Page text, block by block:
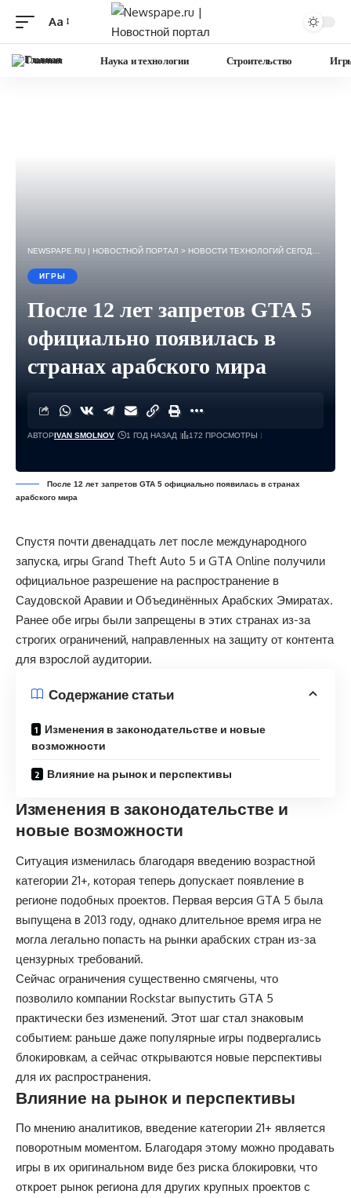
Изменение
Aa
Главная Наука и технологии Строительство
NEWSPAPE.RU | НОВОСТНОЙ ПОРТАЛ > НОВОСТИ ТЕХНОЛОГИЙ СЕГОДНЯ — ИГРЫ, НАУКА, ГАДЖЕТЫ, БИЗНЕС.
ИГРЫ
После 12 лет запретов GTA 5
официально появилась в
странах арабского мира
АВТОРIVAN SMOLNOV 1 ГОД НАЗАД 172 ПРОСМОТРЫ
После 12 лет запретов GTA 5 официально появилась в странах
арабского мира
Спустя почти двенадцать лет после международного
запуска, игры Grand Theft Auto 5 и GTA Online получили
официальное разрешение на распространение в
Саудовской Аравии и Объединённых Арабских Эмиратах.
Ранее обе игры были запрещены в этих странах из-за
строгих ограничений, направленных на защиту от контента
для взрослой аудитории.
Содержание статьи
Изменения в законодательстве и новые
возможности
Влияние на рынок и перспективы
Изменения в законодательстве и
новые возможности
Ситуация изменилась благодаря введению возрастной
категории 21+, которая теперь допускает появление в
регионе подобных проектов. Первая версия GTA 5 была
выпущена в 2013 году, однако длительное время игра не
могла легально попасть на рынки арабских стран из-за
цензурных требований.
Сейчас ограничения существенно смягчены, что
позволило компании Rockstar выпустить GTA 5
практически без изменений. Этот шаг стал знаковым
событием: раньше даже популярные игры подвергались
блокировкам, а сейчас открываются новые перспективы
для их распространения.
Влияние на рынок и перспективы
По мнению аналитиков, введение категории 21+ является
поворотным моментом. Благодаря этому можно продавать
игры в их оригинальном виде без риска блокировки, что
откроет рынок региона для других крупных проектов с